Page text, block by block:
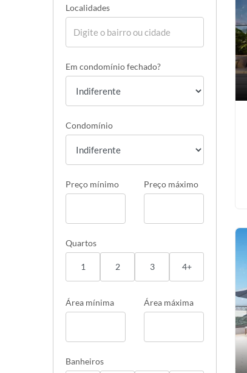
Localidades
Em condomínio fechado?
Condomínio
Preço mínimo Preço máximo
Quartos
1 2 3 4+
Área mínima Área máxima
Banheiros